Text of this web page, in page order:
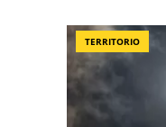
TERRITORIO